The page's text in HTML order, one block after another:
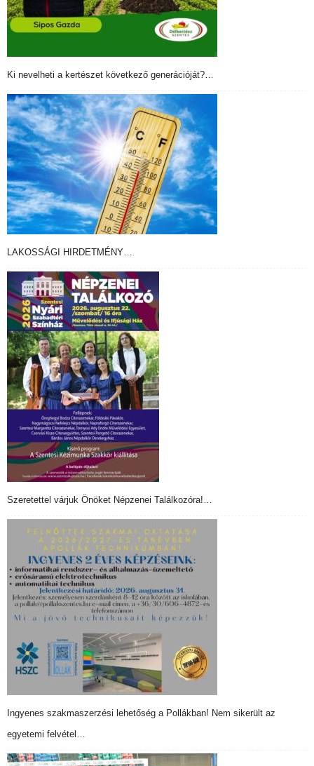
Ki nevelheti a kertészet következő generációját?…
LAKOSSÁGI HIRDETMÉNY…
Szeretettel várjuk Önöket Népzenei Találkozóra!…
Ingyenes szakmaszerzési lehetőség a Pollákban! Nem sikerült az
egyetemi felvétel…